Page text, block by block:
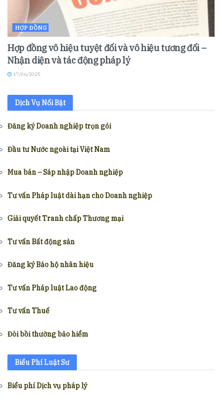
HỢP ĐỒNG
Hợp đồng vô hiệu tuyệt đối và vô hiệu tương đối –
Nhận diện và tác động pháp lý
17/06/2025
Dịch Vụ Nổi Bật
Đăng ký Doanh nghiệp trọn gói
Đầu tư Nước ngoài tại Việt Nam
Mua bán – Sáp nhập Doanh nghiệp
Tư vấn Pháp luật dài hạn cho Doanh nghiệp
Giải quyết Tranh chấp Thương mại
Tư vấn Bất động sản
Đăng ký Bảo hộ nhãn hiệu
Tư vấn Pháp luật Lao động
Tư vấn Thuế
Đòi bồi thường bảo hiểm
Biểu Phí Luật Sư
Biểu phí Dịch vụ pháp lý